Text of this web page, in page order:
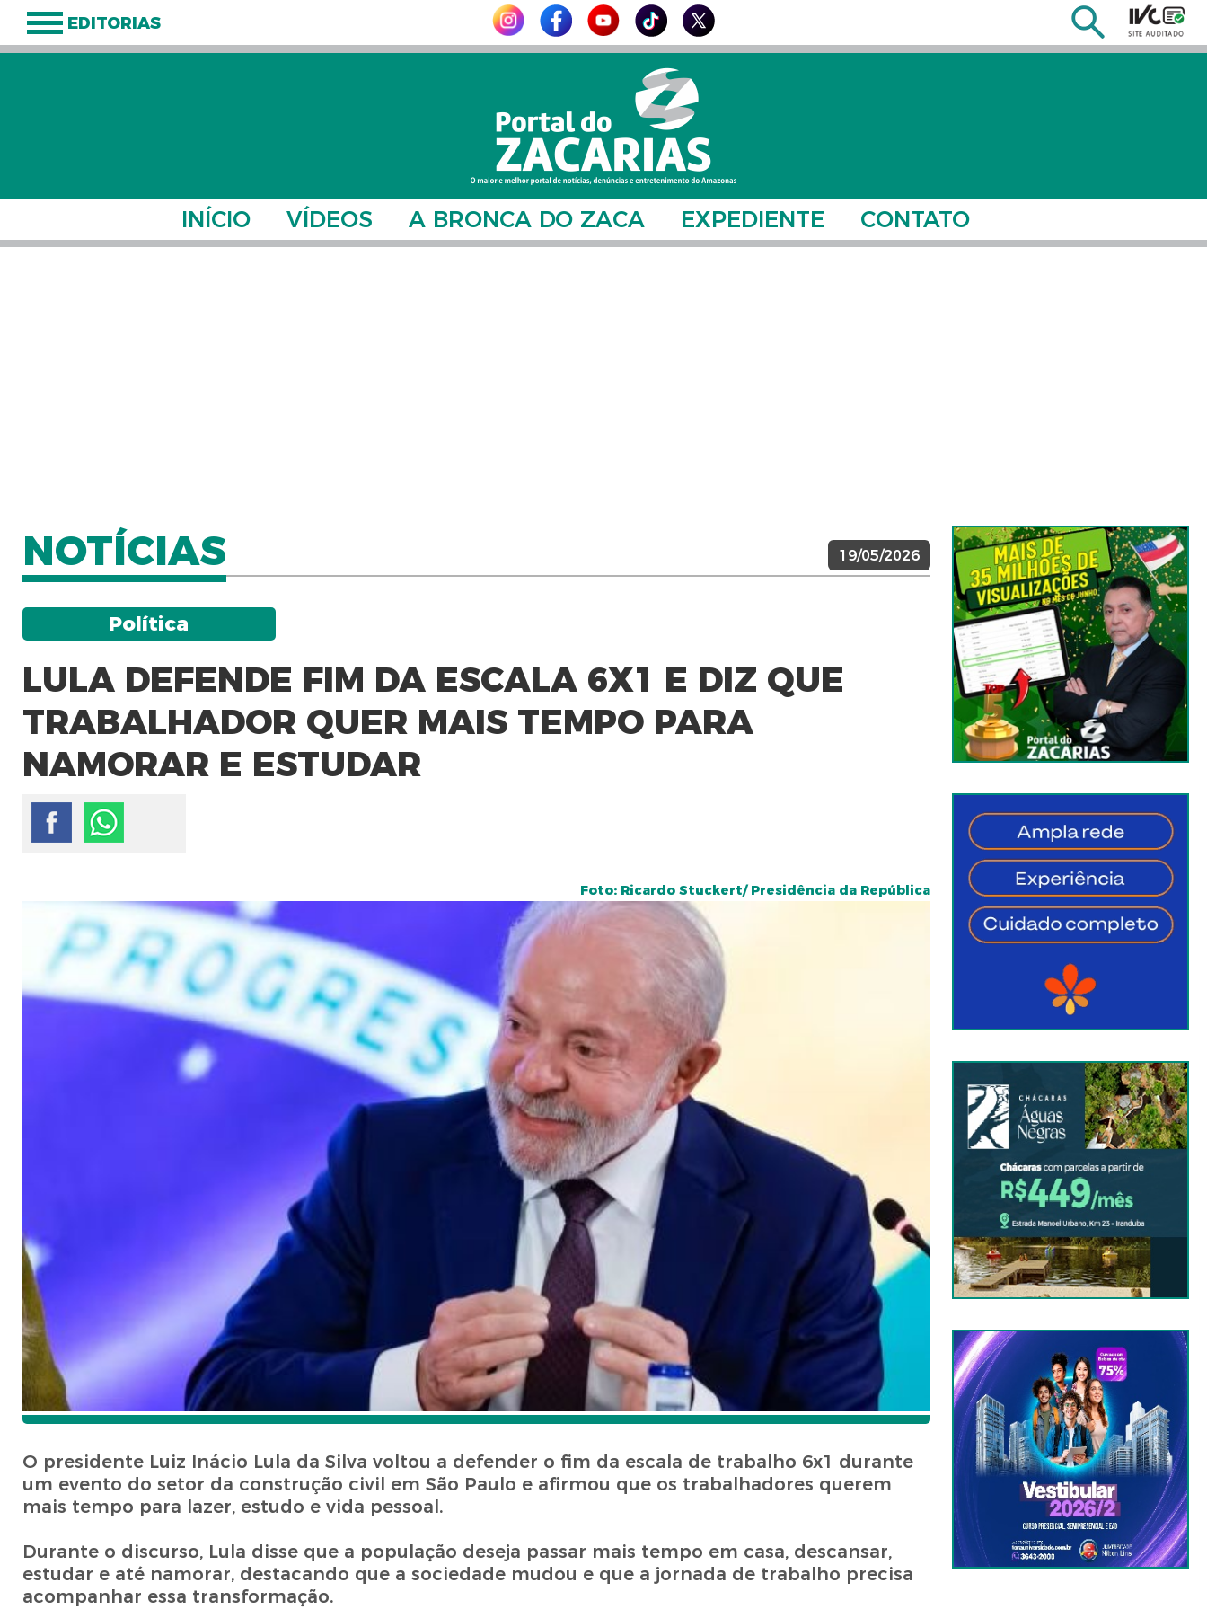
EDITORIAS
INÍCIO VÍDEOS A BRONCA DO ZACA EXPEDIENTE CONTATO
NOTÍCIAS 19/05/2026
Política
LULA DEFENDE FIM DA ESCALA 6X1 E DIZ QUE
TRABALHADOR QUER MAIS TEMPO PARA
NAMORAR E ESTUDAR
Foto: Ricardo Stuckert/ Presidência da República
O presidente Luiz Inácio Lula da Silva voltou a defender o fim da escala de trabalho 6x1 durante
um evento do setor da construção civil em São Paulo e afirmou que os trabalhadores querem
mais tempo para lazer, estudo e vida pessoal.
Durante o discurso, Lula disse que a população deseja passar mais tempo em casa, descansar,
estudar e até namorar, destacando que a sociedade mudou e que a jornada de trabalho precisa
acompanhar essa transformação.